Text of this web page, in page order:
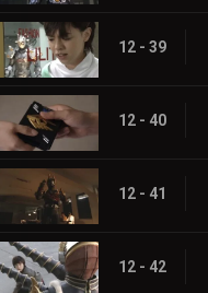
12 - 39
12 - 40
12 - 41
12 - 42